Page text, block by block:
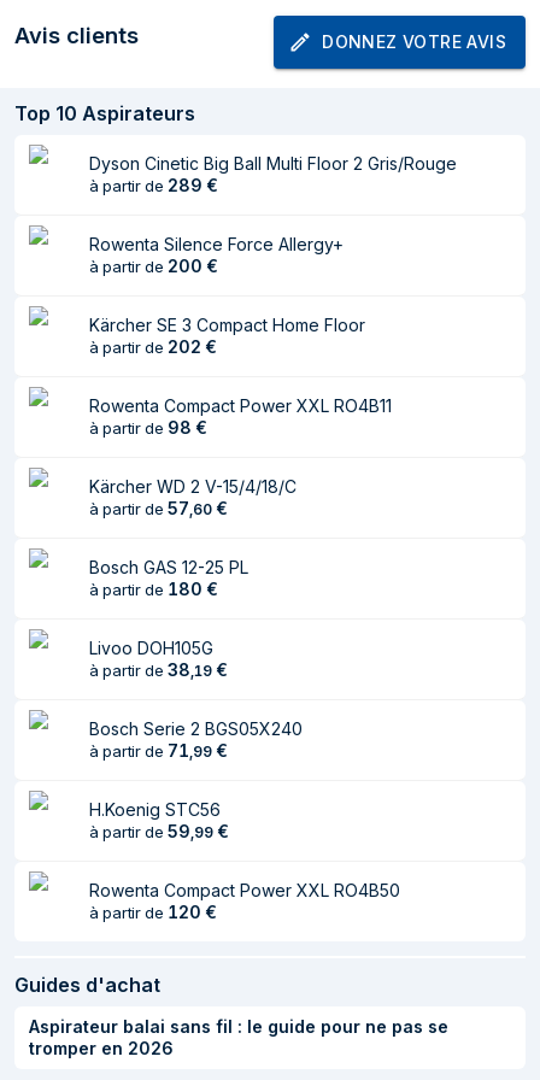
Tension d'entrée
Fréquence
Poids et dimensions
Largeur 315 mm
Hauteur 345 mm
Poids (sans
accessoire)
6,9 kg
Design
Type
Type de nettoyage Sec
Type de conteneur
à poussière
Couleur du produit Noir, Rose
Matériau du tube
Ergonomie
Longueur du câble 10 m
Bouton
Avis clients DONNEZ VOTRE AVIS
Top 10 Aspirateurs
Dyson Cinetic Big Ball Multi Floor 2 Gris/Rouge
à partir de 289 €
Rowenta Silence Force Allergy+
à partir de 200 €
Kärcher SE 3 Compact Home Floor
à partir de 202 €
Rowenta Compact Power XXL RO4B11
à partir de 98 €
Kärcher WD 2 V-15/4/18/C
à partir de 57 60 €
Bosch GAS 12-25 PL
à partir de 180 €
Livoo DOH105G
à partir de 38 19 €
Bosch Serie 2 BGS05X240
à partir de 71 99 €
H.Koenig STC56
à partir de 59 99 €
Rowenta Compact Power XXL RO4B50
à partir de 120 €
Guides d'achat
Aspirateur balai sans fil : le guide pour ne pas se
tromper en 2026